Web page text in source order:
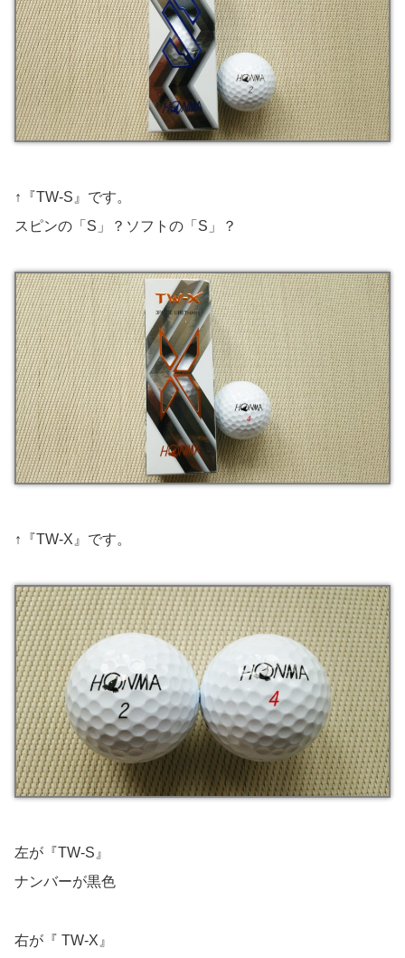
↑『TW-S』です。
スピンの「S」？ソフトの「S」？
↑『TW-X』です。
左が『TW-S』
ナンバーが黒色
右が『 TW-X』